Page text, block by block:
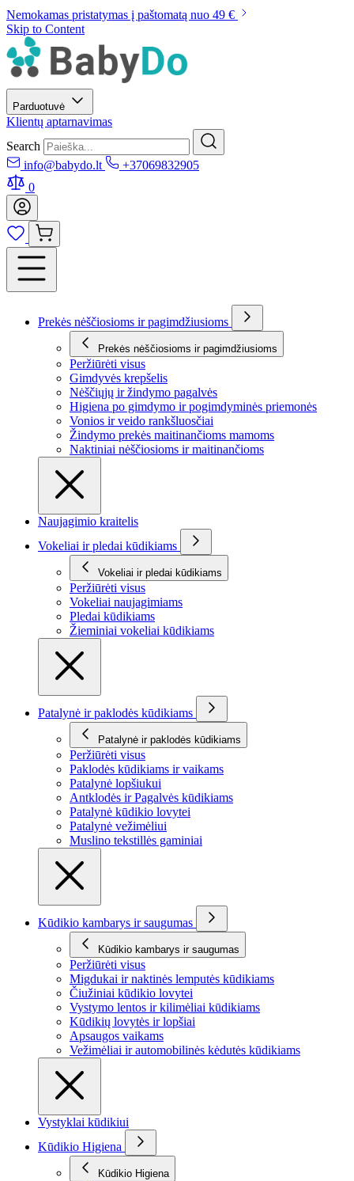
Nemokamas pristatymas į paštomatą nuo 49 €
Skip to Content
Parduotuvė
Klientų aptarnavimas
Search
info@babydo.lt
+37069832905
0
Prekės nėščiosioms ir pagimdžiusioms
Prekės nėščiosioms ir pagimdžiusioms
Peržiūrėti visus
Gimdyvės krepšelis
Nėščiųjų ir žindymo pagalvės
Higiena po gimdymo ir pogimdyminės priemonės
Vonios ir veido rankšluosčiai
Žindymo prekės maitinančioms mamoms
Naktiniai nėščiosioms ir maitinančioms
Naujagimio kraitelis
Vokeliai ir pledai kūdikiams
Vokeliai ir pledai kūdikiams
Peržiūrėti visus
Vokeliai naujagimiams
Pledai kūdikiams
Žieminiai vokeliai kūdikiams
Patalynė ir paklodės kūdikiams
Patalynė ir paklodės kūdikiams
Peržiūrėti visus
Paklodės kūdikiams ir vaikams
Patalynė lopšiukui
Antklodės ir Pagalvės kūdikiams
Patalynė kūdikio lovytei
Patalynė vežimėliui
Muslino tekstillės gaminiai
Kūdikio kambarys ir saugumas
Kūdikio kambarys ir saugumas
Peržiūrėti visus
Migdukai ir naktinės lemputės kūdikiams
Čiužiniai kūdikio lovytei
Vystymo lentos ir kilimėliai kūdikiams
Kūdikių lovytės ir lopšiai
Apsaugos vaikams
Vežimėliai ir automobilinės kėdutės kūdikiams
Vystyklai kūdikiui
Kūdikio Higiena
Kūdikio Higiena